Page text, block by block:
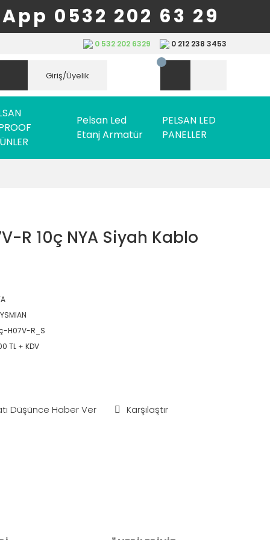
0532 202 63 29
0 532 202 6329 0 212 238 3453
Giriş/Üyelik
Pelsan Led
Etanj Armatür
PELSAN LED
PANELLER
R 10ç NYA Siyah Kablo
H07V-R_S
TL + KDV
Düşünce Haber Ver Karşılaştır